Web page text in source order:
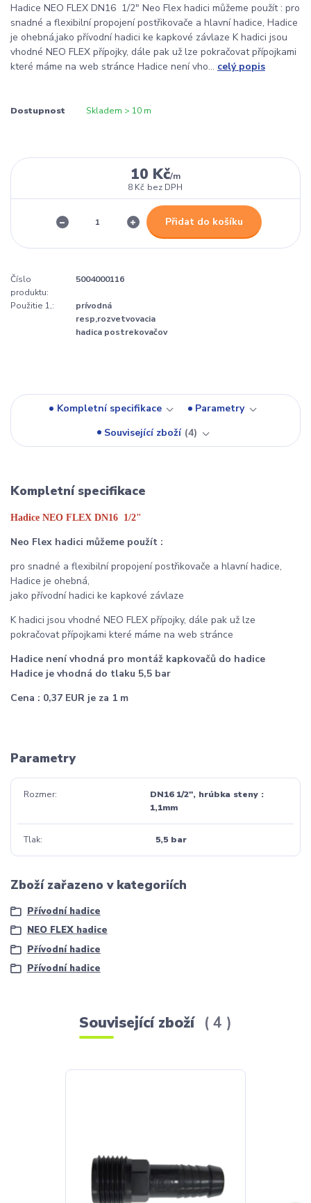
Hadice NEO FLEX DN16 1/2" Neo Flex hadici můžeme použít : pro
snadné a flexibilní propojení postřikovače a hlavní hadice, Hadice
je ohebná,jako přívodní hadici ke kapkové závlaze K hadici jsou
vhodné NEO FLEX přípojky, dále pak už lze pokračovat přípojkami
které máme na web stránce Hadice není vho... celý popis
Dostupnost Skladem > 10 m
10 Kč/m
8 Kč bez DPH
Přidat do košíku
Číslo
produktu:
5004000116
Použitie 1,:
prívodná
resp,rozvetvovacia
hadica postrekovačov
Kompletní specifikace
Parametry
Související zboží 4
Kompletní specifikace
Hadice NEO FLEX DN16 1/2"
Neo Flex hadici můžeme použít :
pro snadné a flexibilní propojení postřikovače a hlavní hadice,
Hadice je ohebná,
jako přívodní hadici ke kapkové závlaze
K hadici jsou vhodné NEO FLEX přípojky, dále pak už lze
pokračovat přípojkami které máme na web stránce
Hadice není vhodná pro montáž kapkovačů do hadice
Hadice je vhodná do tlaku 5,5 bar
Cena : 0,37 EUR je za 1 m
Parametry
Rozmer
DN16 1/2", hrúbka steny :
1,1mm
Tlak 5,5 bar
Zboží zařazeno v kategoriích
Přívodní hadice
NEO FLEX hadice
Přívodní hadice
Přívodní hadice
Související zboží 4